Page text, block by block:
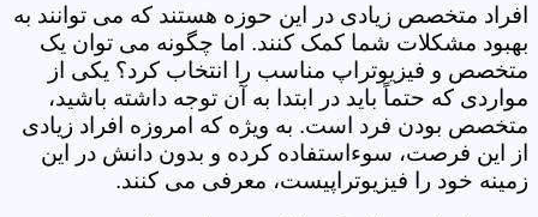
افراد متخصص زیادی در این حوزه هستند که می توانند به
بهبود مشکلات شما کمک کنند. اما چگونه می توان یک
متخصص و فیزیوتراپ مناسب را انتخاب کرد؟ یکی از
مواردی که حتماً باید در ابتدا به آن توجه داشته باشید،
متخصص بودن فرد است. به ویژه که امروزه افراد زیادی
از این فرصت، سوءاستفاده کرده و بدون دانش در این
زمینه خود را فیزیوتراپیست، معرفی می کنند.